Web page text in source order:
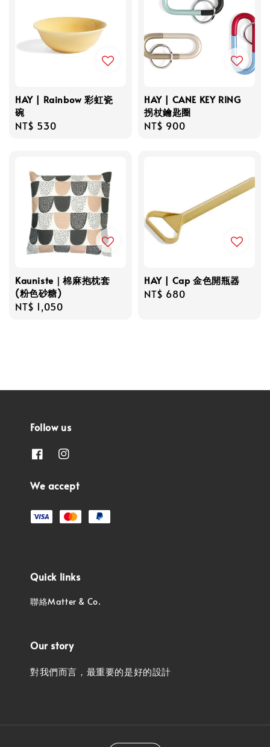
HAY | Rainbow 彩虹瓷
碗
Regular
NT$ 530
HAY | CANE KEY RING
拐杖鑰匙圈
Regular
NT$ 900
Kauniste｜棉麻抱枕套
(粉色砂糖)
Regular
NT$ 1,050
HAY | Cap 金色開瓶器
Regular
NT$ 680
Follow us
We accept
Quick links
聯絡Matter & Co.
Our story
對我們而言，最重要的是好的設計